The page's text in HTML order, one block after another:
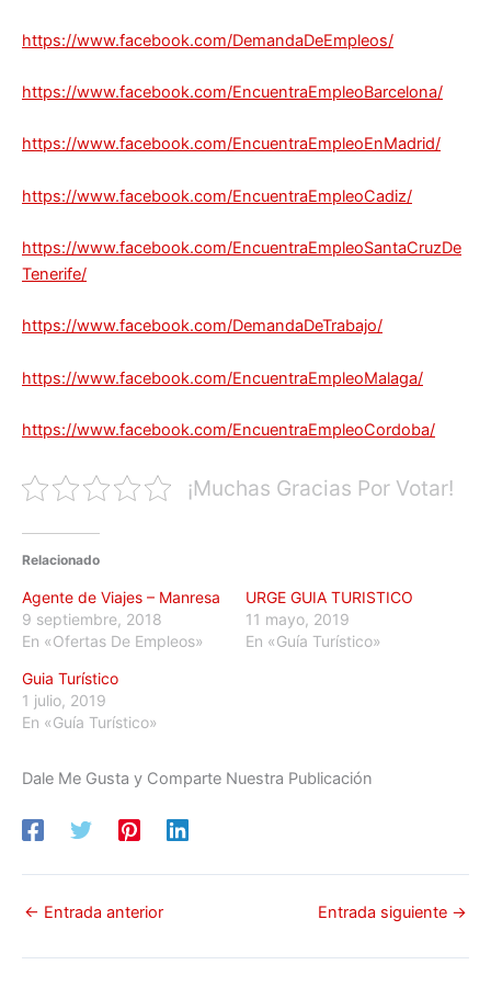
https://www.facebook.com/DemandaDeEmpleos/
https://www.facebook.com/EncuentraEmpleoBarcelona/
https://www.facebook.com/EncuentraEmpleoEnMadrid/
https://www.facebook.com/EncuentraEmpleoCadiz/
https://www.facebook.com/EncuentraEmpleoSantaCruzDe
Tenerife/
https://www.facebook.com/DemandaDeTrabajo/
https://www.facebook.com/EncuentraEmpleoMalaga/
https://www.facebook.com/EncuentraEmpleoCordoba/
¡Muchas Gracias Por Votar!
Relacionado
Agente de Viajes – Manresa
9 septiembre, 2018
En «Ofertas De Empleos»
URGE GUIA TURISTICO
11 mayo, 2019
En «Guía Turístico»
Guia Turístico
1 julio, 2019
En «Guía Turístico»
Dale Me Gusta y Comparte Nuestra Publicación
← Entrada anterior Entrada siguiente →